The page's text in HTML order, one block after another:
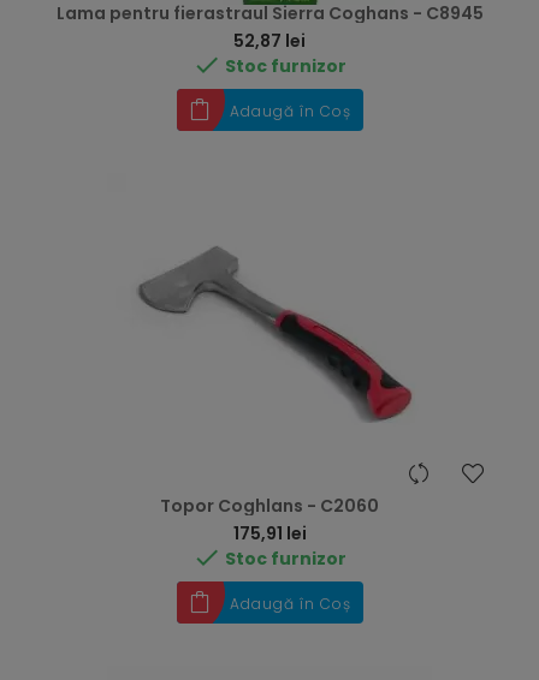
Lama pentru fierastraul Sierra Coghans - C8945
52,87 lei
 Stoc furnizor
Adaugă în Coș
Topor Coghlans - C2060
175,91 lei
 Stoc furnizor
Adaugă în Coș